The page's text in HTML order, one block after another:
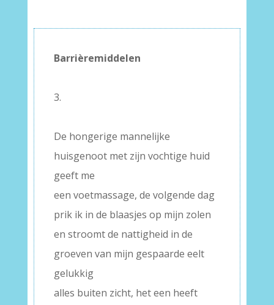
Barrièremiddelen
3.
De hongerige mannelijke
huisgenoot met zijn vochtige huid
geeft me
een voetmassage, de volgende dag
prik ik in de blaasjes op mijn zolen
en stroomt de nattigheid in de
groeven van mijn gespaarde eelt
gelukkig
alles buiten zicht, het een heeft